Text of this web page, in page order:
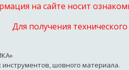
на сайте носит
Для получения
шовного материала.